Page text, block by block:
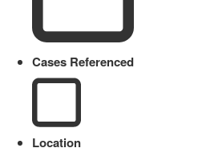
Cases Referenced
Location